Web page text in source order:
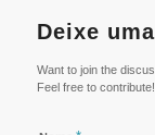
Deixe
Want to join the
Feel free to contribute!